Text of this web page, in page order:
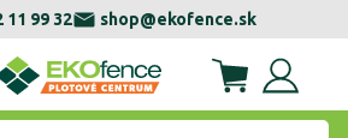
11 99 32 shop@ekofence.sk